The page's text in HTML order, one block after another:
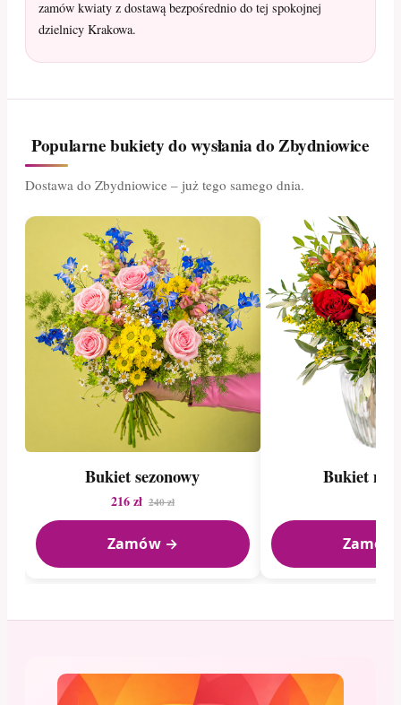
zamów kwiaty z dostawą bezpośrednio do tej spokojnej
dzielnicy Krakowa.
Popularne bukiety do wysłania do Zbydniowice
Dostawa do Zbydniowice – już tego samego dnia.
Bukiet sezonowy
216 zł 240 zł
Zamów →
Bukiet